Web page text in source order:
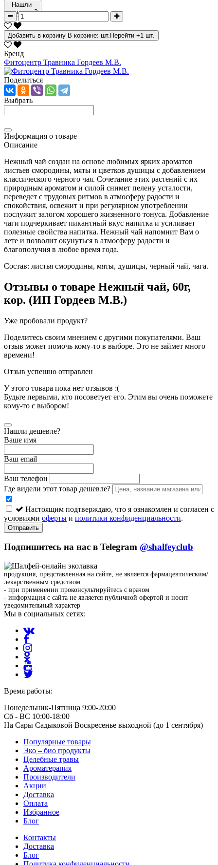
Нашли
дешевле?
Добавить в корзину В корзине: шт. Перейти +1 шт.
Бренд
Фитоцентр Травника Гордеев М.В.
Поделиться
Выбрать
Информация о товаре
Описание
Нежный чай создан на основе любимых ярких ароматов
листьев смородины, мяты и цветков душицы с добавлением
классического черного чая. Сочетание этих растений с их
природным ароматом и силой снимет пелену усталости,
переведет с трудовых ритмов в атмосферу радости и
спокойствия, освежит и при регулярном употреблении
послужит залогом хорошего жизненного тонуса. Добавление
чаги подчеркивает пикантный вкус напитка и усиливает
полезные свойства напитка. Нежный чай напомнит Вам о
лете и позволит окунуться в атмосферу радости и
благополучия в любое время года.
Состав: листья смородины, мяты, душицы, черный чай, чага.
Отзывы о товаре Нежный чай, 60г,
кор. (ИП Гордеев М.В.)
Уже пробовали продукт?
Поделитесь своим мнением с другими покупателями. Ваш
отзыв может помочь кому-то в выборе. Это не займет много
времени!
Отзыв успешно отправлен
У этого товара пока нет отзывов :(
Будьте первыми, кто посоветует его. Этим вы очень поможете
кому-то с выбором!
Нашли дешевле?
Ваше имя
Ваш email
Ваш телефон
Где видели этот товар дешевле?
Настоящим подтверждаю, что я ознакомлен и согласен с
условиями оферты и политики конфиденциальности.
Отправить
Подпишитесь на нас в Telegram @shalfeyclub
продукция, представленная на сайте, не является фармацевтическим/
лекарственным средством
- при применении проконсультируйтесь с врачом
- информация с сайта не является публичной офертой и носит
уведомительный характер
Мы в социальных сетях:
Время работы:
Понедельник-Пятница 9:00-20:00
Сб - ВС 10:00-18:00
На Сары Садыковой Воскресенье выходной (до 1 сентября)
Популярные товары
Эко – био продукты
Целебные травы
Ароматерапия
Производители
Акции
Доставка
Оплата
Избранное
Блог
Контакты
Доставка
Блог